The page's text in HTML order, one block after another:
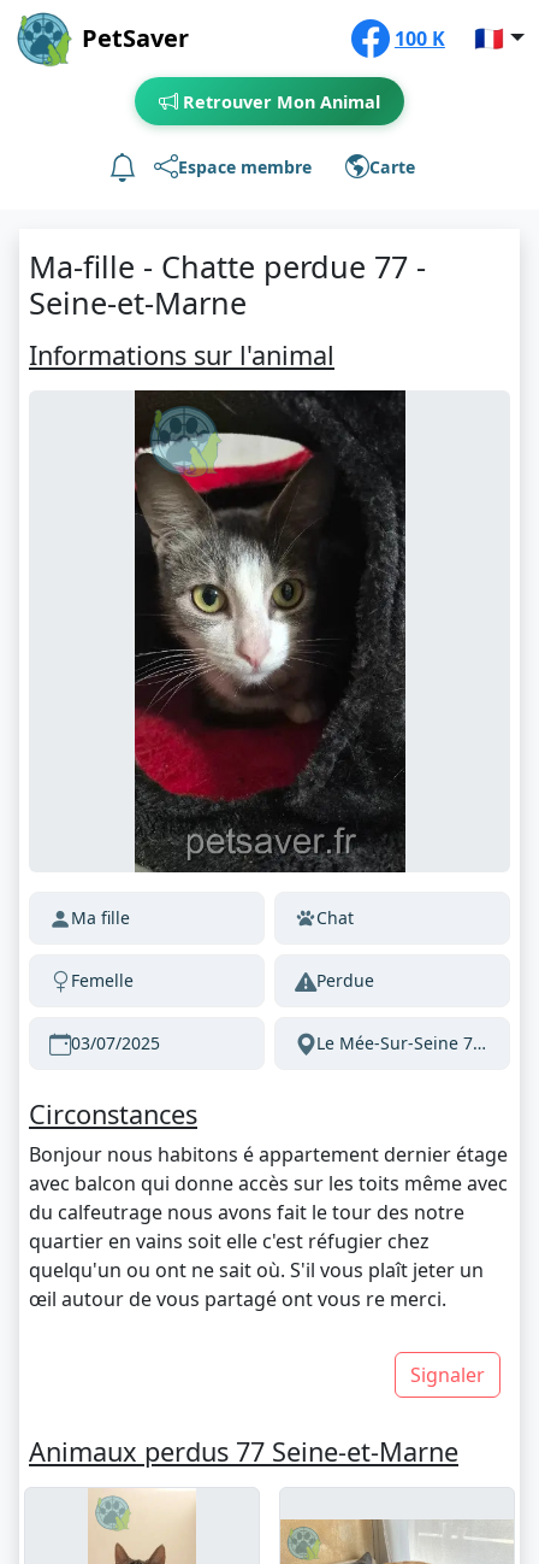
PetSaver 100 K 🇫🇷
Retrouver Mon Animal
Espace membre Carte
Ma-fille - Chatte perdue 77 -
Seine-et-Marne
Informations sur l'animal
Ma fille Chat
Femelle Perdue
03/07/2025 Le Mée-Sur-Seine 77350 France
Circonstances
Bonjour nous habitons é appartement dernier étage
avec balcon qui donne accès sur les toits même avec
du calfeutrage nous avons fait le tour des notre
quartier en vains soit elle c'est réfugier chez
quelqu'un ou ont ne sait où. S'il vous plaît jeter un
œil autour de vous partagé ont vous re merci.
Signaler
Animaux perdus 77 Seine-et-Marne